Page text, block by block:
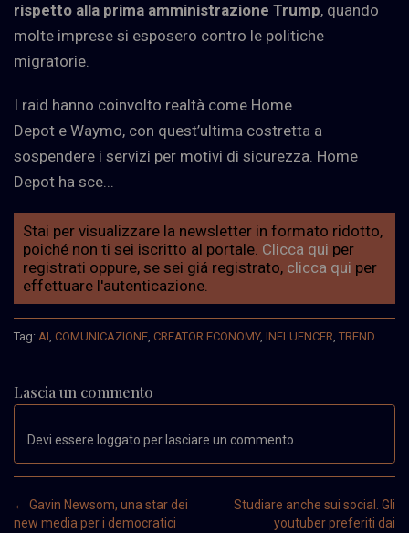
rispetto alla prima amministrazione Trump, quando
molte imprese si esposero contro le politiche
migratorie.
I raid hanno coinvolto realtà come Home
Depot e Waymo, con quest’ultima costretta a
sospendere i servizi per motivi di sicurezza. Home
Depot ha sce...
Stai per visualizzare la newsletter in formato ridotto,
poiché non ti sei iscritto al portale. Clicca qui per
registrati oppure, se sei giá registrato, clicca qui per
effettuare l'autenticazione.
Tag: AI, COMUNICAZIONE, CREATOR ECONOMY, INFLUENCER, TREND
Lascia un commento
Devi essere loggato per lasciare un commento.
Post navigation
← Gavin Newsom, una star dei
new media per i democratici
Studiare anche sui social. Gli
youtuber preferiti dai